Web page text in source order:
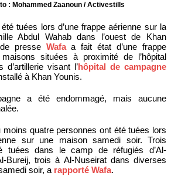
: Mohammed Zaanoun / Activestills
tuées lors d’une frappe aérienne sur la
Abdul Wahab dans l’ouest de Khan
presse Wafaa fait état d’une frappe
situées à proximité de l’hôpital
d’artillerie visant l’hôpital de campagne
à Khan Younis.
a été endommagé, mais aucune
moins quatre personnes ont été tuées lors
sur une maison samedi soir. Trois
tuées dans le camp de réfugiés d’Al-
Bureij, trois à Al-Nuseirat dans diverses
soir, a rapporté Wafa.